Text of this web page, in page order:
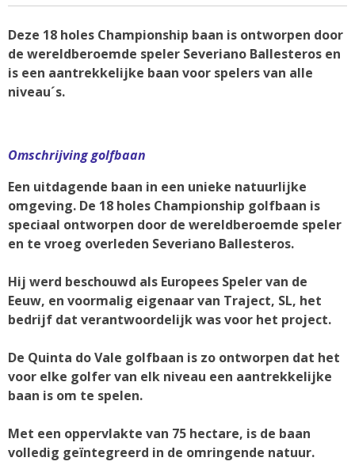
Deze 18 holes Championship baan is ontworpen door
de wereldberoemde speler Severiano Ballesteros en
is een aantrekkelijke baan voor spelers van alle
niveau´s.
Omschrijving golfbaan
Een uitdagende baan in een unieke natuurlijke
omgeving. De 18 holes Championship golfbaan is
speciaal ontworpen door de wereldberoemde speler
en te vroeg overleden Severiano Ballesteros.
Hij werd beschouwd als Europees Speler van de
Eeuw, en voormalig eigenaar van Traject, SL, het
bedrijf dat verantwoordelijk was voor het project.
De Quinta do Vale golfbaan is zo ontworpen dat het
voor elke golfer van elk niveau een aantrekkelijke
baan is om te spelen.
Met een oppervlakte van 75 hectare, is de baan
volledig geïntegreerd in de omringende natuur.